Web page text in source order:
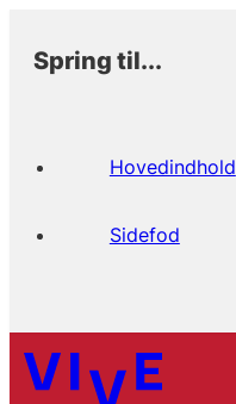
Spring til...
Hovedindhold
Sidefod